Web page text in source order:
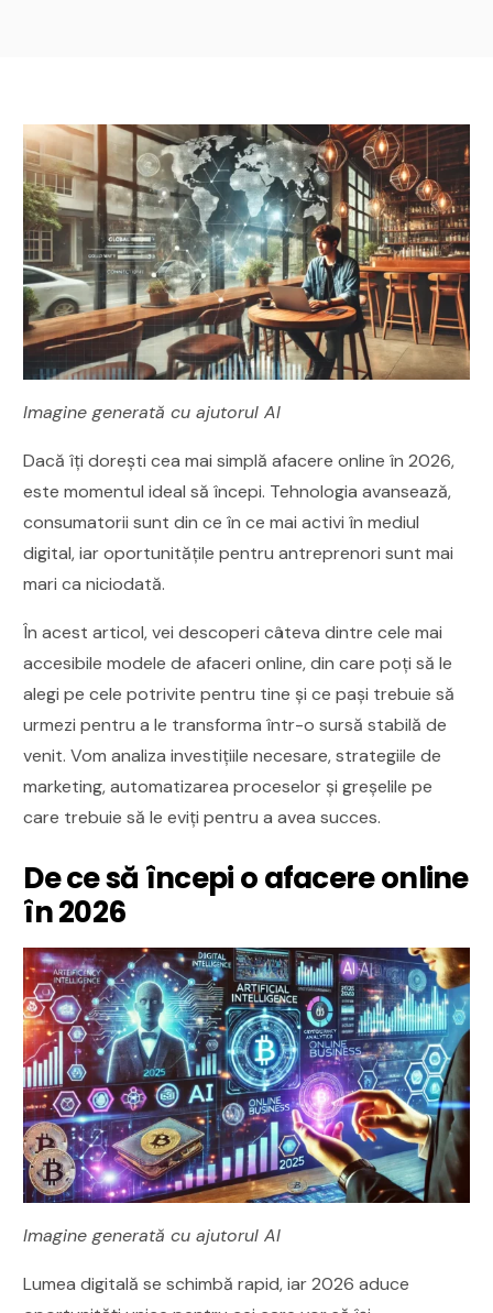
Imagine generată cu ajutorul AI
Dacă îți dorești cea mai simplă afacere online în 2026,
este momentul ideal să începi. Tehnologia avansează,
consumatorii sunt din ce în ce mai activi în mediul
digital, iar oportunitățile pentru antreprenori sunt mai
mari ca niciodată.
În acest articol, vei descoperi câteva dintre cele mai
accesibile modele de afaceri online, din care poți să le
alegi pe cele potrivite pentru tine și ce pași trebuie să
urmezi pentru a le transforma într-o sursă stabilă de
venit. Vom analiza investițiile necesare, strategiile de
marketing, automatizarea proceselor și greșelile pe
care trebuie să le eviți pentru a avea succes.
De ce să începi o afacere online
în 2026
Imagine generată cu ajutorul AI
Lumea digitală se schimbă rapid, iar 2026 aduce